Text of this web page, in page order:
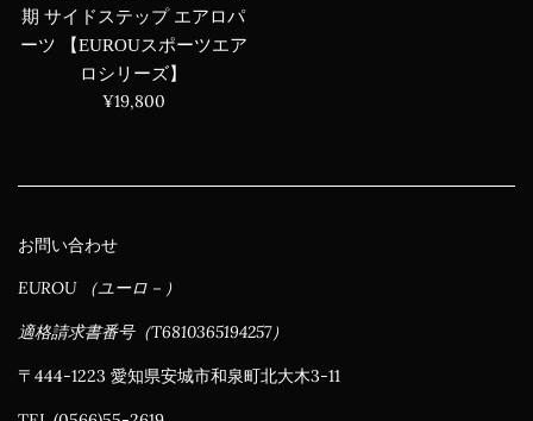
期 サイドステップ エアロパ
ーツ 【EUROUスポーツエア
ロシリーズ】
通
¥19,800
お問い合わせ
EUROU （ユーロ－）
適格請求書番号（T6810365194257）
〒444-1223 愛知県安城市和泉町北大木3-11